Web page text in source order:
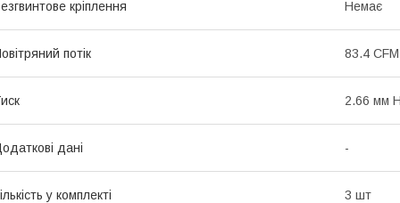
кріплення Немає
потік 83.4 CFM
2.66 мм
дані -
у комплекті 3 шт